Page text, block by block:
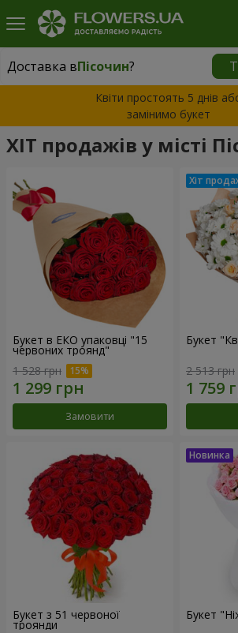
Доставка вПісочин?
Доставка вПісочин|
Квіти простоять 5 днів
замінимо букет
ХІТ продажів у місті
Букет в ЕКО упаковці "15
червоних троянд"
1 528 грн
Замовити
Букет
2 513 грн
Букет з 51 червоної
троянди
Букет